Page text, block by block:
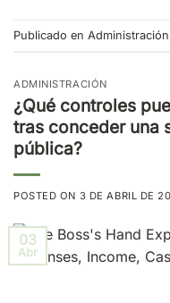
Publicado en Administración
ADMINISTRACIÓN
¿Qué controles
tras conceder una
pública?
POSTED ON 3 DE ABRIL DE
03
Abr